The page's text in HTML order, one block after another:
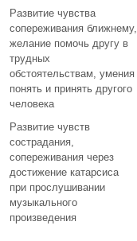
Развитие чувства
сопереживания ближнему,
желание помочь другу в
трудных
обстоятельствам, умения
понять и принять другого
человека
Развитие чувств
сострадания,
сопереживания через
достижение катарсиса
при прослушивании
музыкального
произведения